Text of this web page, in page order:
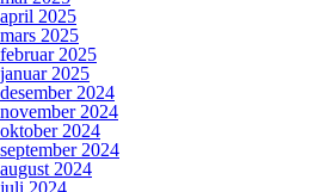
april 2025
mars 2025
februar 2025
januar 2025
desember 2024
november 2024
oktober 2024
september 2024
august 2024
juli 2024